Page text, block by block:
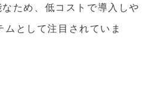
ため、低コストで導入しや
として注目されていま